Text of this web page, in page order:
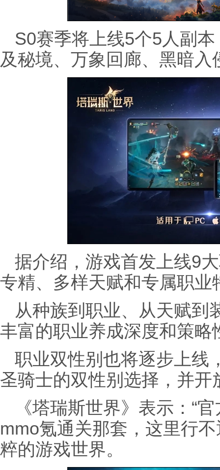
S0赛季将上线5个5人副
及秘境、万象回廊、黑暗
据介绍，游戏首发上线9
专精、多样天赋和专属职业
从种族到职业、从天赋到
丰富的职业养成深度和策略
职业双性别也将逐步上线
圣骑士的双性别选择，并
《塔瑞斯世界》表示：“
mmo氪通关那套，这里行
粹的游戏世界。